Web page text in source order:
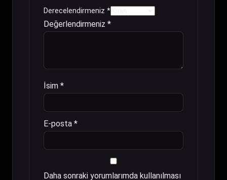
Derecelendirmeniz *
Değerlendirmeniz *
İsim *
E-posta *
Daha sonraki yorumlarımda kullanılması